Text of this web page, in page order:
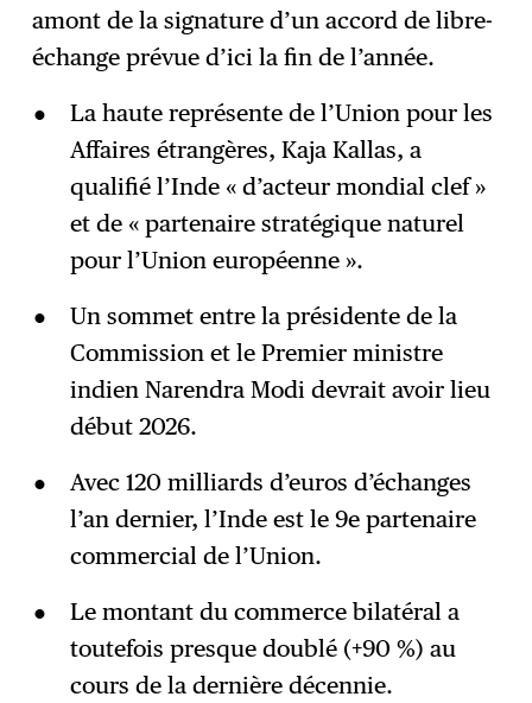
amont de la signature d’un accord de libre-
échange prévue d’ici la fin de l’année.
La haute représente de l’Union pour les
Affaires étrangères, Kaja Kallas, a
qualifié l’Inde « d’acteur mondial clef »
et de « partenaire stratégique naturel
pour l’Union européenne ».
Un sommet entre la présidente de la
Commission et le Premier ministre
indien Narendra Modi devrait avoir lieu
début 2026.
Avec 120 milliards d’euros d’échanges
l’an dernier, l’Inde est le 9e partenaire
commercial de l’Union.
Le montant du commerce bilatéral a
toutefois presque doublé (+90 %) au
cours de la dernière décennie.